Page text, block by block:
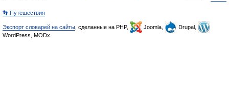
👣 Путешествия
Экспорт словарей на сайты , сделанные на PHP, Joomla,
Drupal,
WordPress, MODx.